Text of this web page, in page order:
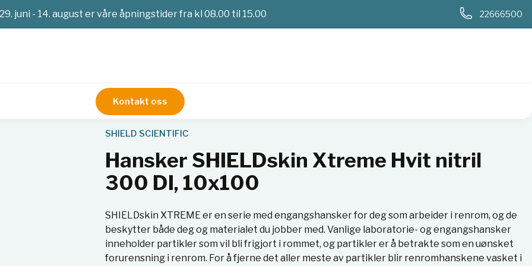
29. juni - 14. august er våre åpningstider fra kl 08.00 til 15.00 22666500
Kontakt oss
Hansker SHIELDskin Xtreme Hvit nitril 300 DI, 10x100
SHIELD SCIENTIFIC
Hansker SHIELDskin Xtreme Hvit nitril
300 DI, 10x100
SHIELDskin XTREME er en serie med engangshansker for deg som arbeider i renrom, og de
beskytter både deg og materialet du jobber med. Vanlige laboratorie- og engangshansker
inneholder partikler som vil bli frigjort i rommet, og partikler er å betrakte som en uønsket
forurensning i renrom. For å fjerne det aller meste av partikler blir renromhanskene vasket i